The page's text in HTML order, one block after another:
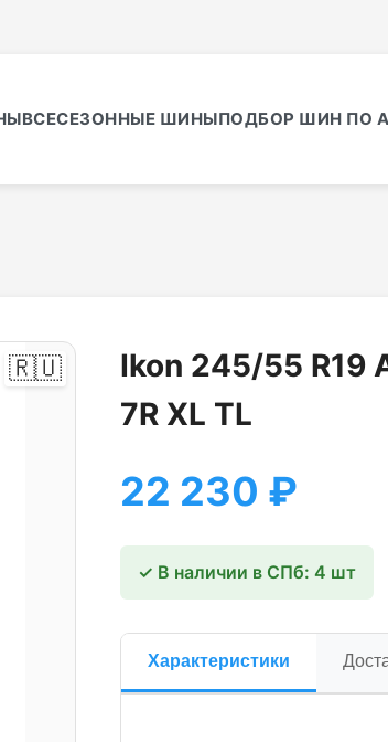
ВСЕСЕЗОННЫЕ ШИНЫПОДБОР ШИН ПО
🇷🇺
Ikon 245/55 R19
7R XL TL
22 230 ₽
✓ В наличии в СПб: 4 шт
Характеристики